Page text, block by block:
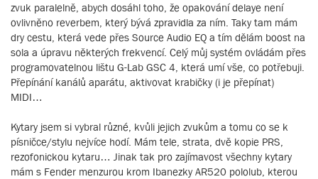
zvuk paralelně, abych dosáhl toho, že opakování delaye není
ovlivněno reverbem, který bývá zpravidla za ním. Taky tam mám
dry cestu, která vede přes Source Audio EQ a tím dělám boost na
sola a úpravu některých frekvencí. Celý můj systém ovládám přes
programovatelnou lištu G-Lab GSC 4, která umí vše, co potřebuji.
Přepínání kanálů aparátu, aktivovat krabičky (i je přepínat)
MIDI…
Kytary jsem si vybral různé, kvůli jejich zvukům a tomu co se k
písničce/stylu nejvíce hodí. Mám tele, strata, dvě kopie PRS,
rezofonickou kytaru… Jinak tak pro zajímavost všechny kytary
mám s Fender menzurou krom Ibanezky AR520 pololub, kterou